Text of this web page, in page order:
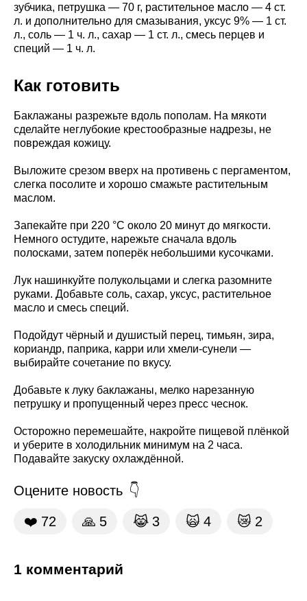
зубчика, петрушка — 70 г, растительное масло — 4 ст.
л. и дополнительно для смазывания, уксус 9% — 1 ст.
л., соль — 1 ч. л., сахар — 1 ст. л., смесь перцев и
специй — 1 ч. л.
Как готовить
Баклажаны разрежьте вдоль пополам. На мякоти
сделайте неглубокие крестообразные надрезы, не
повреждая кожицу.
Выложите срезом вверх на противень с пергаментом,
слегка посолите и хорошо смажьте растительным
маслом.
Запекайте при 220 °C около 20 минут до мягкости.
Немного остудите, нарежьте сначала вдоль
полосками, затем поперёк небольшими кусочками.
Лук нашинкуйте полукольцами и слегка разомните
руками. Добавьте соль, сахар, уксус, растительное
масло и смесь специй.
Подойдут чёрный и душистый перец, тимьян, зира,
кориандр, паприка, карри или хмели-сунели —
выбирайте сочетание по вкусу.
Добавьте к луку баклажаны, мелко нарезанную
петрушку и пропущенный через пресс чеснок.
Осторожно перемешайте, накройте пищевой плёнкой
и уберите в холодильник минимум на 2 часа.
Подавайте закуску охлаждённой.
Оцените новость
❤️ 72 🙏 5 😹 3 🙀 4 😿 2
1 комментарий